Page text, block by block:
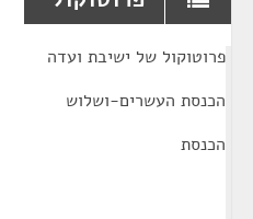
פרוטוקול של ישיבת ועדה
הכנסת העשרים-ושלוש
הכנסת